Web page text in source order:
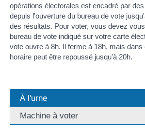
opérations électorales est encadré par
depuis l'ouverture du bureau de vote
des résultats. Pour voter, vous devez
bureau de vote indiqué sur votre carte
vote ouvre à 8h. Il ferme à 18h, mais
horaire peut être repoussé jusqu'à 20h.
À l'urne
Machine à voter